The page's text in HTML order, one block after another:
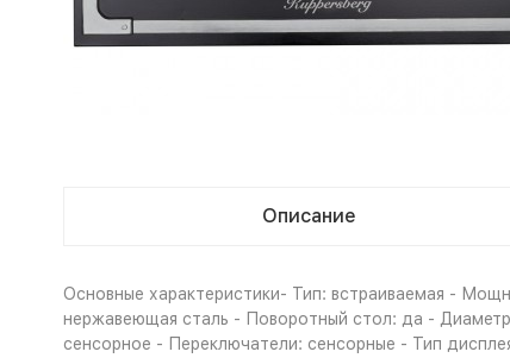
Описание
Основные характеристики- Тип: встраиваемая -
нержавеющая сталь - Поворотный стол: да -
сенсорное - Переключатели: сенсорные - Тип